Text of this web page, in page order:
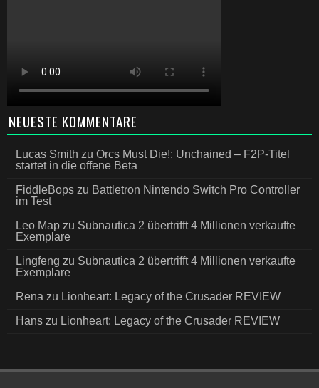
NEUESTE KOMMENTARE
Lucas Smith zu Orcs Must Die!: Unchained – F2P-Titel
startet in die offene Beta
FiddleBops zu Battletron Nintendo Switch Pro Controller
im Test
Leo Map zu Subnautica 2 übertrifft 4 Millionen verkaufte
Exemplare
Lingfeng zu Subnautica 2 übertrifft 4 Millionen verkaufte
Exemplare
Rena zu Lionheart: Legacy of the Crusader REVIEW
Hans zu Lionheart: Legacy of the Crusader REVIEW